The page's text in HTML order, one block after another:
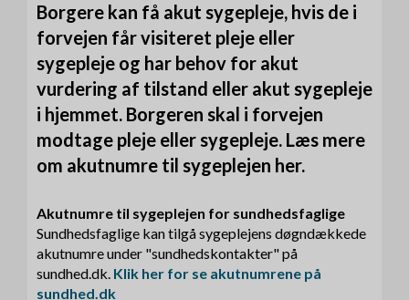
Borgere kan få akut sygepleje, hvis de i
forvejen får visiteret pleje eller
sygepleje og har behov for akut
vurdering af tilstand eller akut sygepleje
i hjemmet. Borgeren skal i forvejen
modtage pleje eller sygepleje. Læs mere
om akutnumre til sygeplejen her.
Akutnumre til sygeplejen for sundhedsfaglige
Sundhedsfaglige kan tilgå sygeplejens døgndækkede
akutnumre under "sundhedskontakter" på
sundhed.dk. Klik her for se akutnumrene på
sundhed.dk